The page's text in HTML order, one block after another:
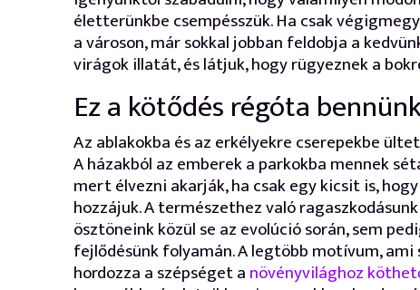
életterünkbe csempésszük. Ha csak
a városon, már sokkal jobban feldobja a
virágok illatát, és látjuk, hogy rügyeznek a
Ez a kötődés régóta
Az ablakokba és az erkélyekre cserepekbe
A házakból az emberek a parkokba mennek
mert élvezni akarják, ha csak egy kicsit is,
hozzájuk. A természethez való
ösztöneink közül se az evolúció során, sem
fejlődésünk folyamán. A legtöbb motívum,
hordozza a szépséget anövényvilághoz